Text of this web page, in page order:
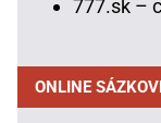
777.sk –
ONLINE